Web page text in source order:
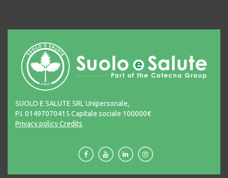
SUOLO E SALUTE SRL Unipersonale,
P.I. 01497070415 Capitale sociale 100000€
Privacy policyCredits